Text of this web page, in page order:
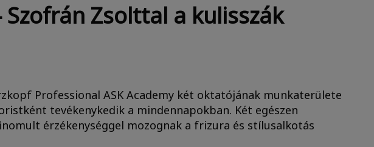
Zsolttal a kulisszák
Professional ASK Academy két oktatójának munkaterülete
tevékenykedik a mindennapokban. Két egészen
érzékenységgel mozognak a frizura és stílusalkotás